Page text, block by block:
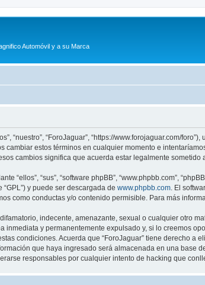
Automóvil y a su Marca
“nuestro”, “ForoJaguar”, “https://www.forojaguar.com/
cambiar estos términos en cualquier momento e
cambios significa que acuerda estar legalmente
“ellos”, “sus”, “software phpBB”, “www.phpbb.com”,
“GPL”) y puede ser descargada de www.phpbb.com . El
como conductas y/o contenido permisible. Para más
indecente, amenazante, sexual o cualquier otro
y permanentemente expulsado y, si lo creemos
condiciones. Acuerda que “ForoJaguar” tiene derecho a
que haya ingresado será almacenada en una base
responsables por cualquier intento de hacking que